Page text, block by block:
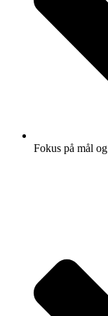
Fokus på mål